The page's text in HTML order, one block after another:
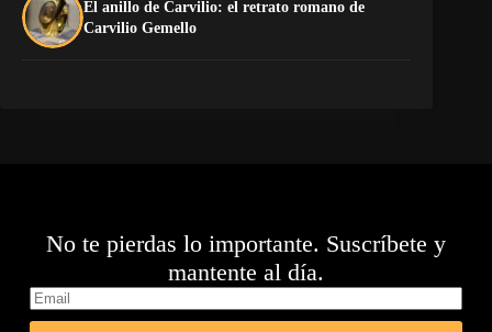
El anillo de Carvilio: el retrato romano de
Carvilio Gemello
No te pierdas lo importante. Suscríbete y
mantente al día.